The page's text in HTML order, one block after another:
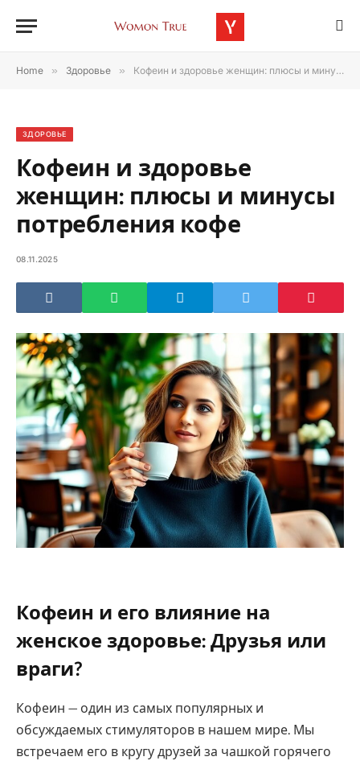
Home » Здоровье » Кофеин и здоровье женщин: плюсы и минусы потребления кофе
ЗДОРОВЬЕ
Кофеин и здоровье
женщин: плюсы и минусы
потребления кофе
08.11.2025
Кофеин и его влияние на
женское здоровье: Друзья или
враги?
Кофеин — один из самых популярных и
обсуждаемых стимуляторов в нашем мире. Мы
встречаем его в кругу друзей за чашкой горячего